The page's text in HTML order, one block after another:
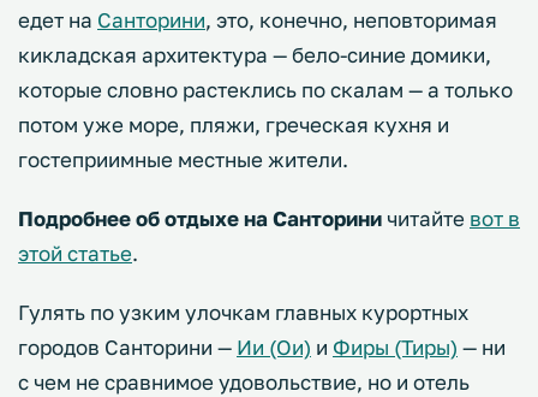
едет на Санторини, это, конечно, неповторимая
кикладская архитектура — бело-синие домики,
которые словно растеклись по скалам — а только
потом уже море, пляжи, греческая кухня и
гостеприимные местные жители.
Подробнее об отдыхе на Санторини читайте вот в
этой статье.
Гулять по узким улочкам главных курортных
городов Санторини — Ии (Ои) и Фиры (Тиры) — ни
с чем не сравнимое удовольствие, но и отель